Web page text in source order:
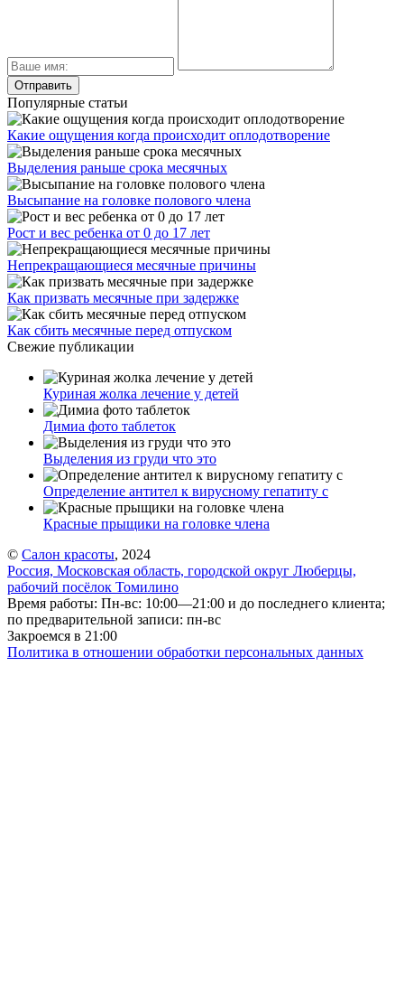
Популярные статьи
Какие ощущения когда происходит оплодотворение
Выделения раньше срока месячных
Высыпание на головке полового члена
Рост и вес ребенка от 0 до 17 лет
Непрекращающиеся месячные причины
Как призвать месячные при задержке
Как сбить месячные перед отпуском
Свежие публикации
Куриная жолка лечение у детей
Димиа фото таблеток
Выделения из груди что это
Определение антител к вирусному гепатиту с
Красные прыщики на головке члена
© Салон красоты, 2024
Россия, Московская область, городской округ Люберцы,
рабочий посёлок Томилино
Время работы: Пн-вс: 10:00—21:00 и до последнего клиента;
по предварительной записи: пн-вс
Закроемся в 21:00
Политика в отношении обработки персональных данных